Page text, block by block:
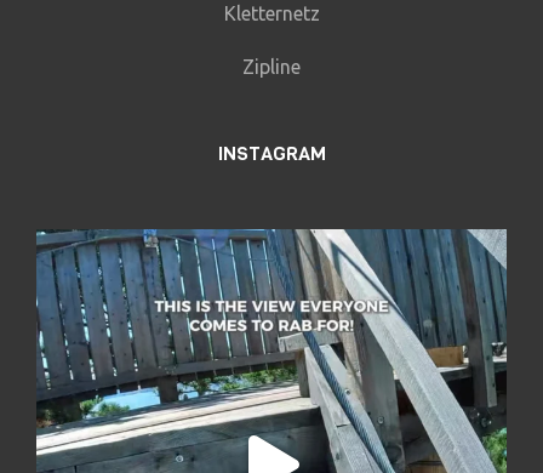
Kletternetz
Zipline
INSTAGRAM